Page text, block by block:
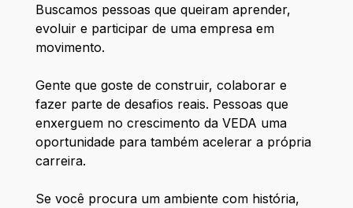
Buscamos pessoas que queiram aprender,
evoluir e participar de uma empresa em
movimento.
Gente que goste de construir, colaborar e
fazer parte de desafios reais. Pessoas que
enxerguem no crescimento da VEDA uma
oportunidade para também acelerar a própria
carreira.
Se você procura um ambiente com história,